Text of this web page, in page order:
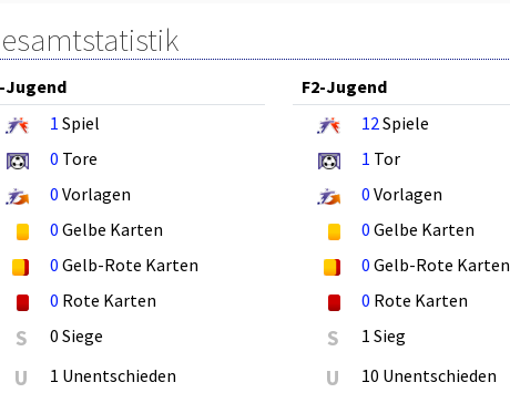
Jugend
1 Spiel
0 Tore
0 Vorlagen
0 Gelbe Karten
0 Gelb-Rote Karten
0 Rote Karten
S 0 Siege
U 1 Unentschieden
F2-Jugend
12Spiele
1 Tor
0 Vorlagen
0 Gelbe Karten
0 Gelb-Rote Karten
0 Rote Karten
S 1 Sieg
U 10 Unentschieden